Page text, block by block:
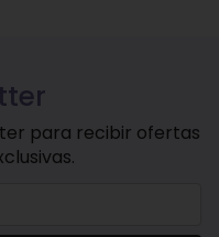
para recibir ofertas